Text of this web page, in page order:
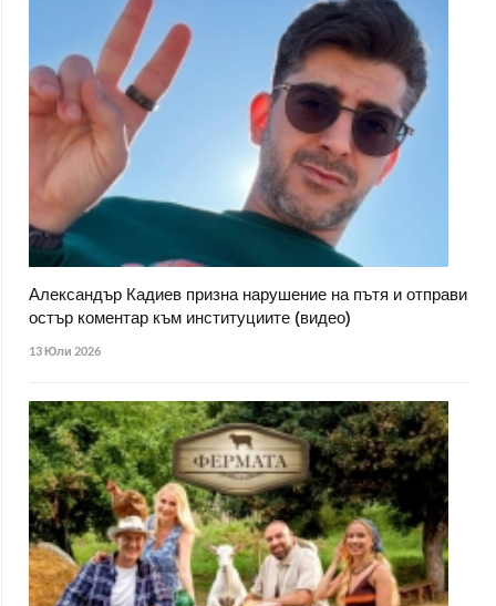
Александър Кадиев призна нарушение на пътя и отправи
остър коментар към институциите (видео)
13 Юли 2026